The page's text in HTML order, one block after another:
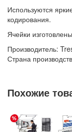
Используются
кодирования.
Ячейки
Производитель:
Страна
Похожие